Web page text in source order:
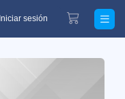
Iniciar sesión